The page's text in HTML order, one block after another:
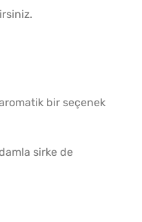
bir seçenek
sirke de